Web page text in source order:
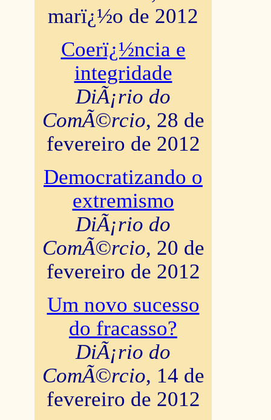
marï¿½o de 2012
Coerï¿½ncia e
integridade
DiÃ¡rio do
ComÃ©rcio, 28 de
fevereiro de 2012
Democratizando o
extremismo
DiÃ¡rio do
ComÃ©rcio, 20 de
fevereiro de 2012
Um novo sucesso
do fracasso?
DiÃ¡rio do
ComÃ©rcio, 14 de
fevereiro de 2012